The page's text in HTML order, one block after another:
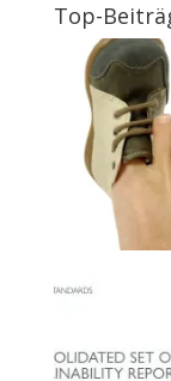
Top-